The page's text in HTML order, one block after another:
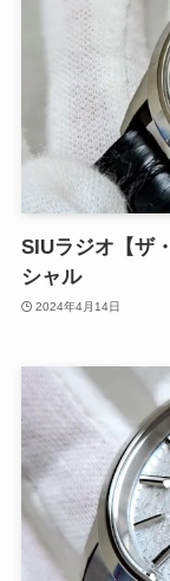
SIUラジオ【ザ
シャル
2024年4月14日